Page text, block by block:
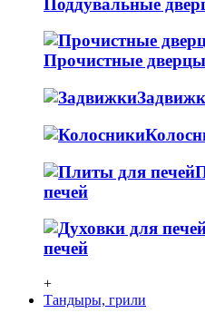
Поддувальные
Прочистные дверцы
печей
печей
+
Тандыры, грили